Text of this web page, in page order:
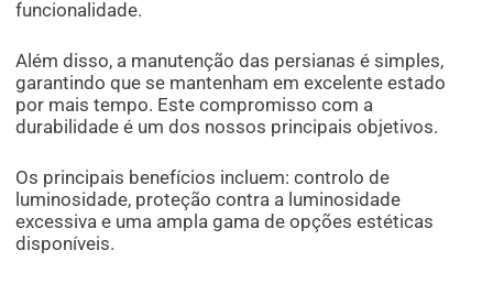
funcionalidade.
Além disso, a manutenção das persianas é simples,
garantindo que se mantenham em excelente estado
por mais tempo. Este compromisso com a
durabilidade é um dos nossos principais objetivos.
Os principais benefícios incluem: controlo de
luminosidade, proteção contra a luminosidade
excessiva e uma ampla gama de opções estéticas
disponíveis.